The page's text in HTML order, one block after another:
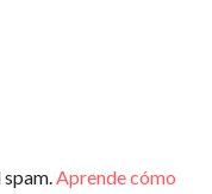
Aprende cómo